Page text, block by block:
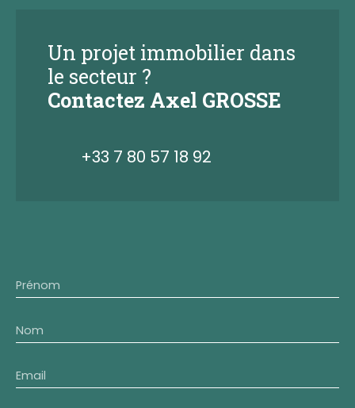
Un projet immobilier dans
le secteur ?
Contactez Axel GROSSE
+33 7 80 57 18 92
Prénom
Nom
Email